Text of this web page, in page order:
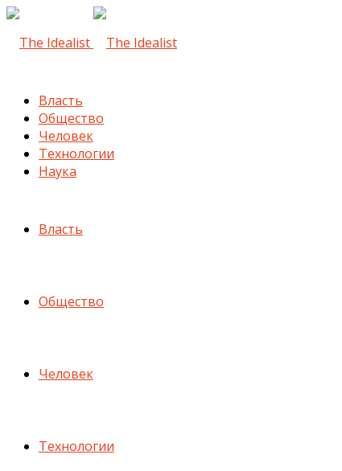
Власть
Общество
Человек
Технологии
Наука
Власть
Общество
Человек
Технологии